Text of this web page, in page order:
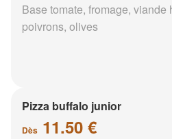
Base tomate, fromage, viande
poivrons, olives
Pizza buffalo junior
Dès 11.50 €